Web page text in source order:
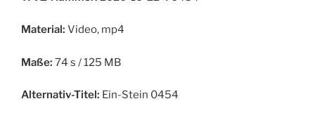
Material: Video, mp4
Maße: 74 s / 125 MB
Alternativ-Titel: Ein-Stein 0454